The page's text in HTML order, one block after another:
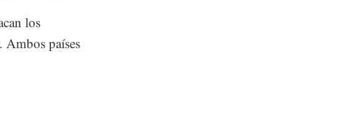
los
Ambos países